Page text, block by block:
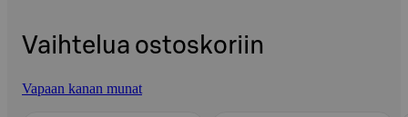
Vaihtelua ostoskoriin
Vapaan kanan munat